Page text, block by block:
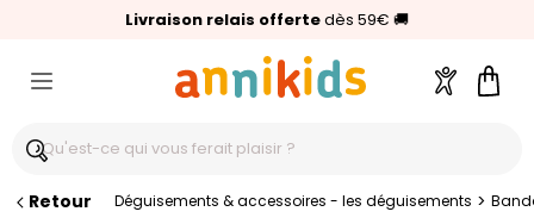
Livraison relais offertedès 59€ 🚚
🥇Palmarès Capital 2025 :Annikids N°1
⭐⭐⭐⭐⭐4,6/5(24 000 avis clients)
Compte
Retour Déguisements & accessoires - les déguisements >